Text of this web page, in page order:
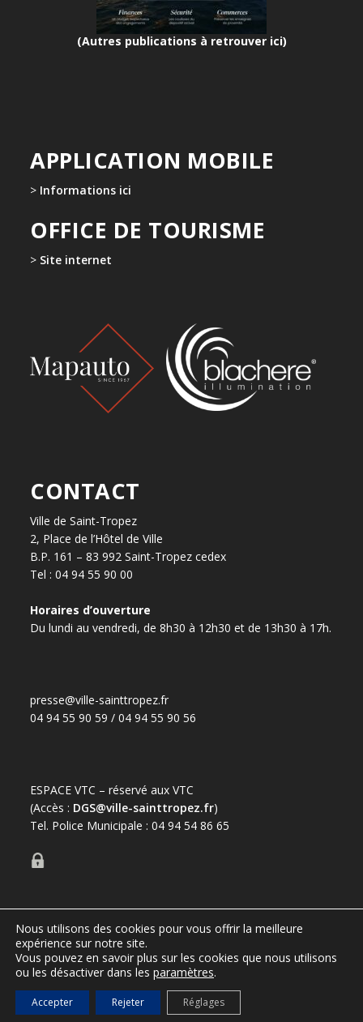
(Autres publications à retrouver ici)
APPLICATION MOBILE
> Informations ici
OFFICE DE TOURISME
> Site internet
CONTACT
Ville de Saint-Tropez
2, Place de l’Hôtel de Ville
B.P. 161 – 83 992 Saint-Tropez cedex
Tel : 04 94 55 90 00
Horaires d’ouverture
Du lundi au vendredi, de 8h30 à 12h30 et de 13h30 à 17h.
presse@ville-sainttropez.fr
04 94 55 90 59 / 04 94 55 90 56
ESPACE VTC – réservé aux VTC
(Accès : DGS@ville-sainttropez.fr)
Tel. Police Municipale : 04 94 54 86 65
Port de Saint-Tropez
Office de tourisme de Saint-Tropez
Règlementation – informations au public
Nous utilisons des cookies pour vous offrir la meilleure
expérience sur notre site.
Vous pouvez en savoir plus sur les cookies que nous utilisons
ou les désactiver dans les paramètres.
Accepter Rejeter Réglages